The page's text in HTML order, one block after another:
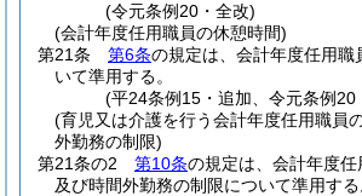
(令元条例20・全改)
(会計年度任用職員の休憩時間)
第21条
第6条の規定は、会計年度任用職
いて準用する。
(平24条例15・追加、令元条例20
(育児又は介護を行う会計年度任用職員
外勤務の制限)
第21条の2
第10条の規定は、会計年度
及び時間外勤務の制限について準用する